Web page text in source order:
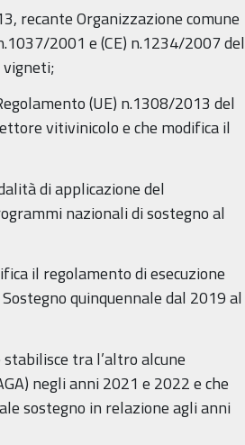
recante Organizzazione comune
2001 e (CE) n.1234/2007 del
vigneti;
(UE) n.1308/2013 del
vitivinicolo e che modifica il
di applicazione del
nazionali di sostegno al
il regolamento di esecuzione
quinquennale dal 2019 al
tra l’altro alcune
negli anni 2021 e 2022 e che
sostegno in relazione agli anni